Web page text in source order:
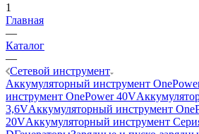
1
Главная
—
Каталог
—
Сетевой инструмент
Аккумуляторный инструмент
инструмент OnePower 40V
3,6VАккумуляторный инструмент
20VАккумуляторный инструмент